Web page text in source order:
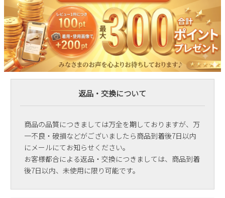
返品・交換について
商品の品質につきましては万全を期しておりますが、万
一不良・破損などがございましたら商品到着後7日以内
にメールにてお知らせください。
お客様都合による返品・交換につきましては、商品到着
後7日以内、未使用に限り可能です。